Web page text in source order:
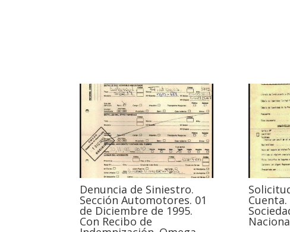
Denuncia de Siniestro.
Sección Automotores. 01
de Diciembre de 1995.
Con Recibo de